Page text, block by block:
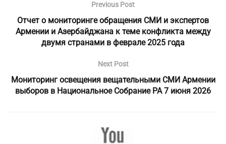
Previous Post
Отчет о мониторинге обращения СМИ и экспертов
Армении и Aзербайджана к теме конфликта между
двумя странами в феврале 2025 года
Next Post
Мониторинг освещения вещательными СМИ Армении
выборов в Национальное Собрание РА 7 июня 2026